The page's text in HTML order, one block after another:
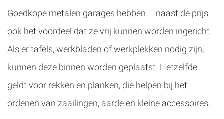
Goedkope metalen garages hebben – naast de prijs –
ook het voordeel dat ze vrij kunnen worden ingericht.
Als er tafels, werkbladen of werkplekken nodig zijn,
kunnen deze binnen worden geplaatst. Hetzelfde
geldt voor rekken en planken, die helpen bij het
ordenen van zaailingen, aarde en kleine accessoires.